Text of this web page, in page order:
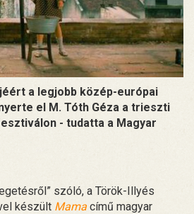
a legjobb közép-európai
el M. Tóth Géza a trieszti
- tudatta a Magyar
szóló, a Török-Illyés
készült Mama című magyar